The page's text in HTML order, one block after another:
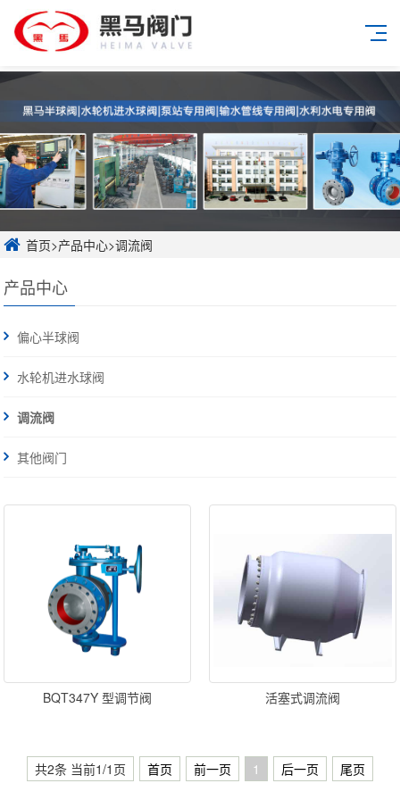
首页>产品中心>调流阀
产品中心
偏心半球阀
水轮机进水球阀
调流阀
其他阀门
BQT347Y 型调节阀 活塞式调流阀
共2条 当前1/1页 首页 前一页 1 后一页 尾页